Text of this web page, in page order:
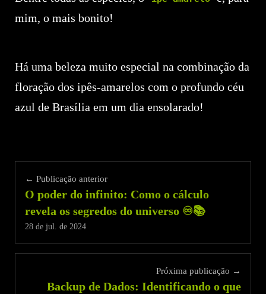
mim, o mais bonito!
Há uma beleza muito especial na combinação da
floração dos ipês-amarelos com o profundo céu
azul de Brasília em um dia ensolarado!
← Publicação anterior
O poder do infinito: Como o cálculo
revela os segredos do universo ♾️📚
28 de jul. de 2024
Próxima publicação →
Backup de Dados: Identificando o que